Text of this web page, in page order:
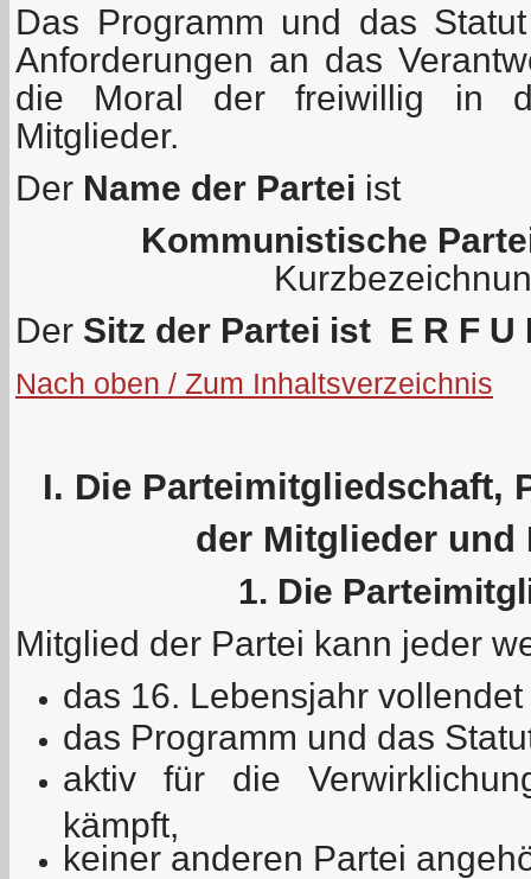
Das Programm und das
Anforderungen an das
die Moral der freiwillig in
Mitglieder.
Der Name der Partei ist
Kommunistische
Der Sitz der Partei ist E R F U
Nach oben / Zum Inhaltsverzeichnis
I. Die Parteimitgliedschaft,
der Mitglieder und
1. Die
Mitglied der Partei kann jeder
das 16. Lebensjahr vollendet
das Programm und das
aktiv für die
kämpft,
keiner anderen Partei